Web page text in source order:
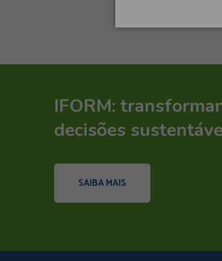
IFORM:
decisões
SAIBA MAIS